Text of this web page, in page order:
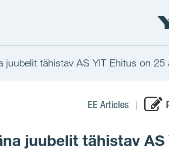
juubelit tähistav AS YIT Ehitus on
EE Articles
juubelit tähistav